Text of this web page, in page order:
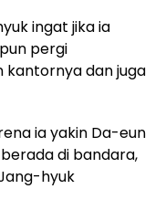
ingat jika ia
pergi
kantornya dan juga
ia yakin Da-eun
di bandara,
hyuk